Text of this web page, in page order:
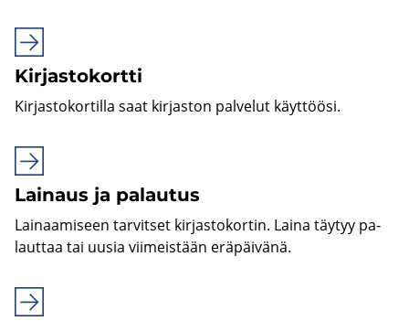
Kir­jas­to­kort­ti
Kir­jas­to­kor­til­la saat kir­jas­ton pal­ve­lut käyt­töö­si.
Lai­naus ja pa­lau­tus
Lai­naa­mi­seen tar­vit­set kir­jas­to­kor­tin. Laina täy­tyy pa­
laut­taa tai uusia vii­meis­tään erä­päi­vä­nä.